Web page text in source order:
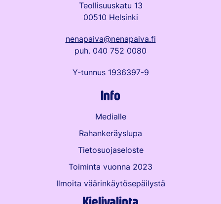
Teollisuuskatu 13
00510 Helsinki
nenapaiva@nenapaiva.fi
puh. 040 752 0080
Y-tunnus 1936397-9
Info
Medialle
Rahankeräyslupa
Tietosuojaseloste
Toiminta vuonna 2023
Ilmoita väärinkäytös­epäilystä